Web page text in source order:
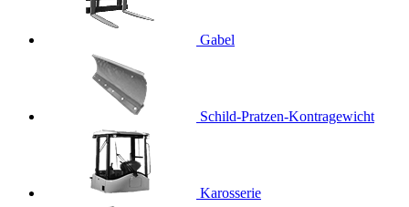
Gabel
Schild-Pratzen-Kontragewicht
Karosserie